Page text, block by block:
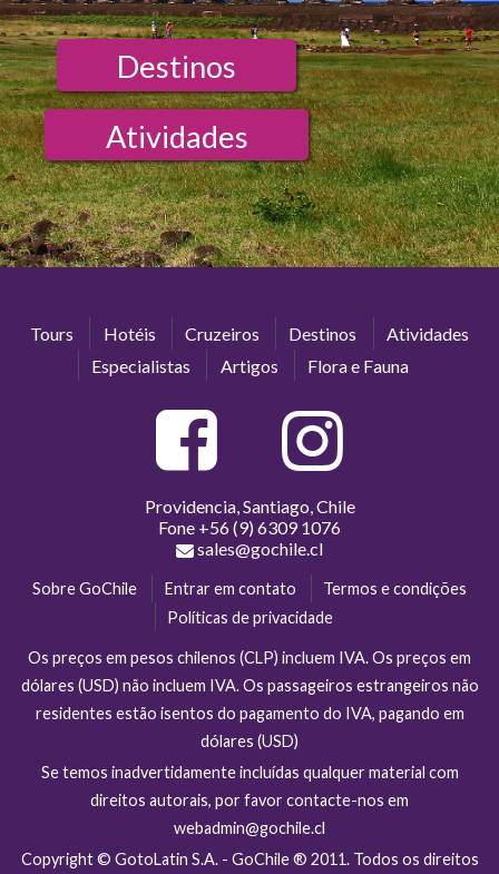
Destinos
Atividades
Tours Hotéis Cruzeiros Destinos
Atividades
Especialistas
Artigos Flora e Fauna
Providencia, Santiago, Chile
Fone +56 (9) 6309 1076
sales@gochile.cl
Sobre GoChile Entrar em contato
Termos e condições
Políticas de privacidade
Os preços em pesos chilenos (CLP) incluem IVA. Os preços em
dólares (USD) não incluem IVA. Os passageiros estrangeiros não
residentes estão isentos do pagamento do IVA, pagando em
dólares (USD)
Se temos inadvertidamente incluídas qualquer material com
direitos autorais, por favor contacte-nos em
webadmin@gochile.cl
Copyright © GotoLatin S.A. - GoChile ® 2011. Todos os direitos